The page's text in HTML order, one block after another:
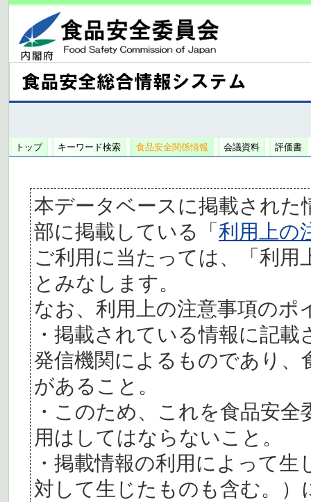
トップ キーワード検索 食品安全関係情報 会議資料 評価書
本データベースに掲載された
部に掲載している「利用上の
ご利用に当たっては、「利
とみなします。
なお、利用上の注意事項の
・掲載されている情報に記
発信機関によるものであり、
があること。
・このため、これを食品安
用はしてはならないこと。
・掲載情報の利用によって
対して生じたものも含む。